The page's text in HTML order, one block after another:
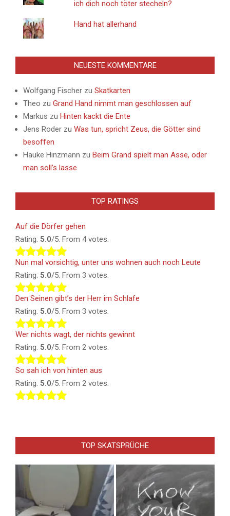
ich dich noch töter stecheln?
Hand hat allerhand
NEUESTE KOMMENTARE
Wolfgang Fischer zu Skatkarten
Theo zu Grand Hand nimmt man geschlossen auf
Markus zu Hinten kackt die Ente
Jens Roder zu Was tun, spricht Zeus, die Götter sind
besoffen
Hauke Hinzmann zu Beim Grand spielt man Asse, oder
man soll’s lasse
TOP RATINGS
Auf die Dörfer gehen
Rating: 5.0/5. From 4 votes.
Nun mal vorsichtig, unter uns wohnen auch noch Leute
Rating: 5.0/5. From 3 votes.
Den Seinen gibt’s der Herr im Schlafe
Rating: 5.0/5. From 3 votes.
Wer nichts wagt, der nichts gewinnt
Rating: 5.0/5. From 2 votes.
So sah ich von hinten aus
Rating: 5.0/5. From 2 votes.
TOP SKATSPRÜCHE